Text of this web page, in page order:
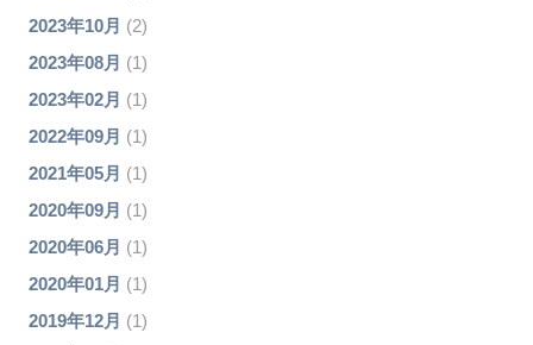
2023年10月 (2)
2023年08月 (1)
2023年02月 (1)
2022年09月 (1)
2021年05月 (1)
2020年09月 (1)
2020年06月 (1)
2020年01月 (1)
2019年12月 (1)